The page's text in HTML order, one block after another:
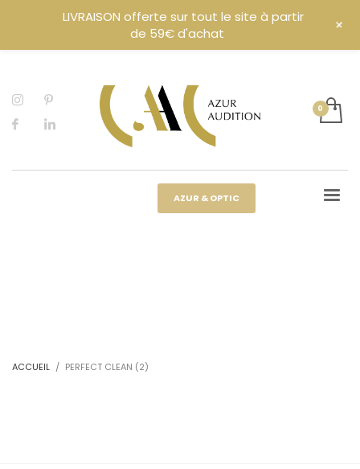
AZUR & OPTIC
ACCUEIL PERFECT CLEAN (2)
LIVRAISON offerte sur tout le site à partir
de 59€ d'achat
+